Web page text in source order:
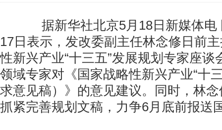
据新华社北京5月18日新媒体电
17日表示，发改委副主任林念修日前
性新兴产业“十三五”发展规划专家座谈
领域专家对《国家战略性新兴产业“十
求意见稿）》的意见建议。同时，林
抓紧完善规划文稿，力争6月底前报送